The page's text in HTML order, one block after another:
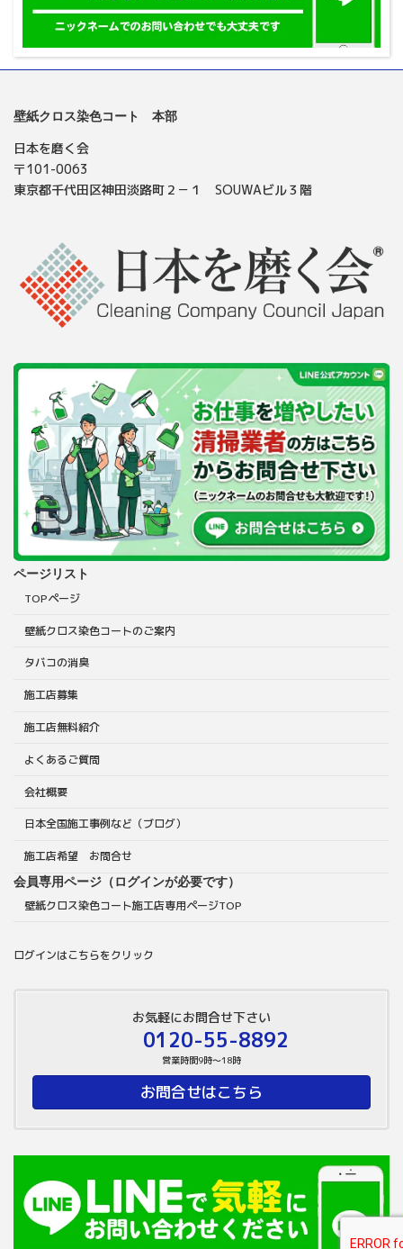
壁紙クロス染色コート 本部
日本を磨く会
〒101-0063
東京都千代田区神田淡路町２－１ SOUWAビル３階
ページリスト
TOPページ
壁紙クロス染色コートのご案内
タバコの消臭
施工店募集
施工店無料紹介
よくあるご質問
会社概要
日本全国施工事例など（ブログ）
施工店希望 お問合せ
会員専用ページ（ログインが必要です）
壁紙クロス染色コート施工店専用ページTOP
ログインはこちらをクリック
お気軽にお問合せ下さい
0120-55-8892
営業時間9時～18時
お問合せはこちら